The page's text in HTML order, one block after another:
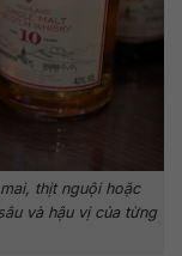
thịt nguội hoặc
và hậu vị của từng